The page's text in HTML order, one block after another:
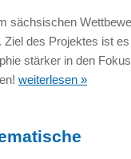
sächsischen
des Projektes ist
stärker in den
weiterlesen »